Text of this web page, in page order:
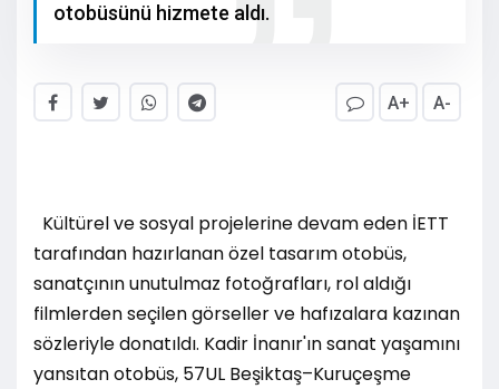
otobüsünü hizmete aldı.
A+ A-
Kültürel ve sosyal projelerine devam eden İETT
tarafından hazırlanan özel tasarım otobüs,
sanatçının unutulmaz fotoğrafları, rol aldığı
filmlerden seçilen görseller ve hafızalara kazınan
sözleriyle donatıldı. Kadir İnanır'ın sanat yaşamını
yansıtan otobüs, 57UL Beşiktaş–Kuruçeşme